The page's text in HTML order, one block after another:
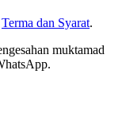
Terma dan Syarat.
muktamad